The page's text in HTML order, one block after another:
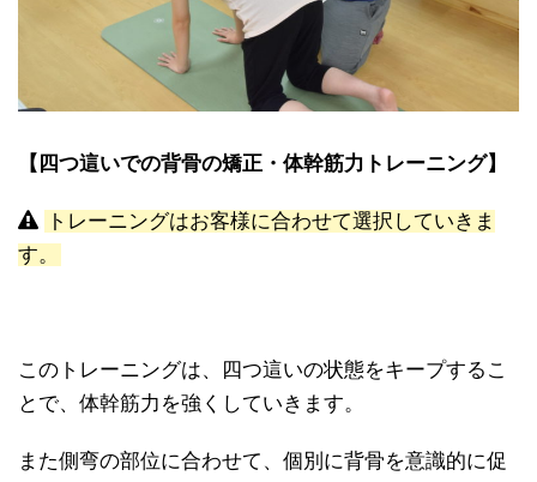
【四つ這いでの背骨の矯正・体幹筋力トレーニング】
トレーニングはお客様に合わせて選択していきま
す。
このトレーニングは、四つ這いの状態をキープするこ
とで、体幹筋力を強くしていきます。
また側弯の部位に合わせて、個別に背骨を意識的に促